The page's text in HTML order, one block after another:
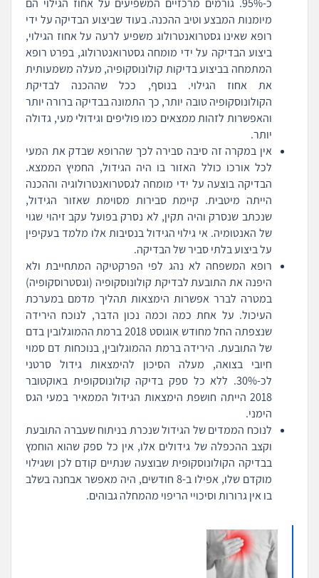
כ-95%. גורמים מרכזיים המשפיעים על אחוז הגילוי הם
מיומנות המבצע וטיב ההכנה. בעוד שביצוע הבדיקה על ידי
רופא שאינו גסטרואנטרולוג משפיע לרעה על אחוז הגילוי,
ביצוע הבדיקה על ידי מומחה גסטרואנטרולוג, בפרט רופא
המתמחה בביצוע בדיקות קולונוסקופיה, מעלה משמעותית
את אחוז הגילוי. בנוסף, ככל שההכנה לבדיקת
הקולונוסקופיה טובה יותר, כך התמונה בבדיקה ברורה יותר
והאפשרות לזהות ממצאים כמו פוליפים וגידולי מעי, גדולה
יותר.
אין במקרה זה סיבה סבירה לכך שהרופא שבדק את המעי
לכל אורכו כולל האזור בו היה הגידול, החמיץ הממצא.
הבדיקה בוצעה על ידי מומחה לגסטרואנטרולוגיה וההכנה
הייתה מיטבית. קיימת סבירות מסוימת שאזור הגידול,
שנכתב שנסרק והיה תקין, לא נסרק בפועל עקב זיהוי שגוי
של האנטומיה. אי גילוי הגידול בנסיבות אלו מלמד בעקיפין
על ביצוע בלתי סביר של הבדיקה.
רופא המשפחה לא נהג לפי הפרקטיקה המתחייבת ולא
היפנה את התובעת לבדיקת קולונוסקופיה (וגסטרוסקופיה)
במטרה לברר אפשרות הימצאות תהליך מדמם במערכת
העיכול. על אחת כמה וכמה נכון הדבר, לנוכח הירידה
שנצפתה החל מחודש אוגוסט 2018 ברמת ההמוגלובין בדם
של התובעת. הירידה ברמת ההמוגלובין, בנוכחות דם סמוי
חיובי בצואה, מעלה הסיכון להימצאות גידול סרטני
לכ-30%. ללא כל ספק בדיקה קולונוסקופית באוקטובר
2018 הייתה חושפת הימצאות הגידול הממאיר במעי הגס
הימני.
לנוכח הממדים של הגידול שנכרת בניתוח שעברה התובעת
וקצב ההכפלה של גידולים אלו, אין כל ספק שהוא הוחמץ
בבדיקה הקולונוסקופית שבוצעה שנתיים קודם לכן ושגילוי
מוקדם שלו, אפילו ב-8 חודשים, היה מאפשר אבחנה בשלב
בו אין גרורות וסיכויי הריפוי מהמחלה גבוהים.